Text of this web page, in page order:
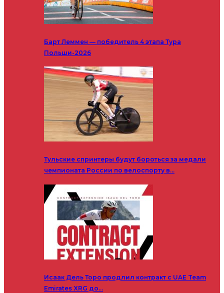
Барт Леммен — победитель 4 этапа Тура
Польши-2026
Тульские спринтеры будут бороться за медали
чемпионата России по велоспорту в…
Исаак Дель Торо продлил контракт с UAE Team
Emirates XRG до…